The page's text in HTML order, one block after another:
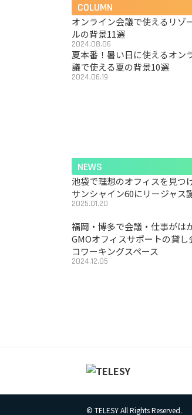
COLUMN
オンライン会議で使えるリゾ
ルの背景11選
2024.08.06
夏本番！暑い日に使えるオン
議で使える夏の背景10選
2024.06.19
NEWS
池袋で理想のオフィスを見つ
サンシャイン60にリージャス
2025.01.20
福岡・博多で会議・仕事がは
GMOオフィスサポートの貸
コワーキングスペース
2024.12.05
© TELESY All Rights Reserved.